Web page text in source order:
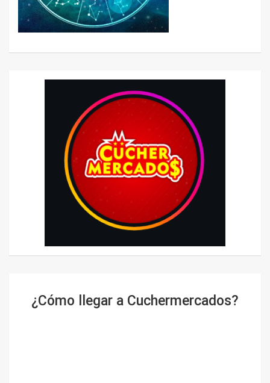
¿Cómo llegar a Cuchermercados?